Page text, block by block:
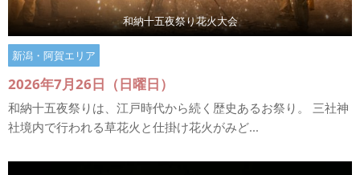
和納十五夜祭り花火大会
新潟・阿賀エリア
2026年7月26日（日曜日）
和納十五夜祭りは、江戸時代から続く歴史あるお祭り。 三社神
社境内で行われる草花火と仕掛け花火がみど...